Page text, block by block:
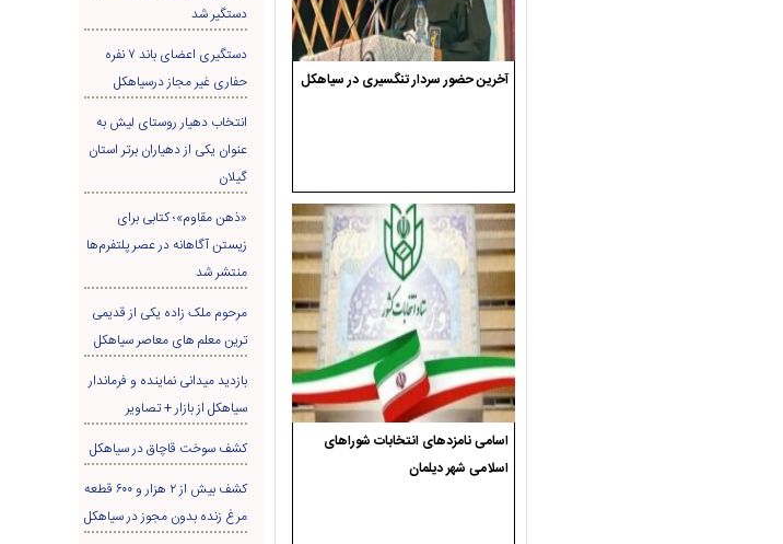
آخرین حضور سردار تنگسیری در سیاهکل
اسامی نامزدهای انتخابات شوراهای
اسلامی شهر دیلمان
دستگیر شد
دستگیری اعضای باند ۷ نفره
حفاری غير مجاز درسیاهکل
انتخاب دهیار روستای لیش به
عنوان یکی از دهیاران برتر استان
گیلان
«ذهن مقاوم»؛ کتابی برای
زیستن آگاهانه در عصر پلتفرم‌ها
منتشر شد
مرحوم ملک زاده یکی از قدیمی
ترین معلم های معاصر سیاهکل
بازدید میدانی نماینده و فرماندار
سیاهکل از بازار + تصاویر
کشف سوخت قاچاق در سياهکل
کشف بیش از ۲ هزار و ۶۰۰ قطعه
مرغ زنده بدون مجوز در سیاهکل